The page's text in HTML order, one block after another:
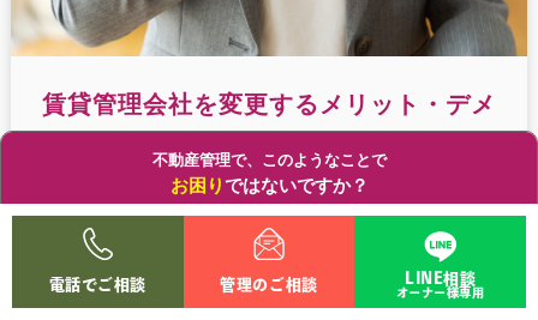
電話でご相談 管理のご相談 LINE相談
オーナー様専用
賃貸管理会社を変更するメリット・デメ
「今の管理会社に不満はあるが、変更手続きが面倒
で躊躇している」「入居者に迷惑がかかるのではと
不安」というオーナー様は少なくありません。
確かに管理会社の変更には一時的な手間という「デ
不動産管理で、このようなことで
お困りではないですか？
空室に困っている
管理会社、担当者の対応に不満がある